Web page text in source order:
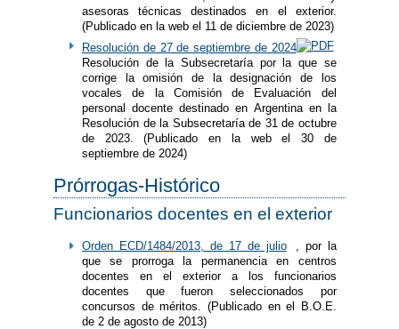
asesoras técnicas destinados en el exterior.
(Publicado en la web el 11 de diciembre de 2023)
Resolución de 27 de septiembre de 2024
Resolución de la Subsecretaría por la que se
corrige la omisión de la designación de los
vocales de la Comisión de Evaluación del
personal docente destinado en Argentina en la
Resolución de la Subsecretaría de 31 de octubre
de 2023. (Publicado en la web el 30 de
septiembre de 2024)
Prórrogas-Histórico
Funcionarios docentes en el exterior
Orden ECD/1484/2013, de 17 de julio
, por la
que se prorroga la permanencia en centros
docentes en el exterior a los funcionarios
docentes que fueron seleccionados por
concursos de méritos. (Publicado en el B.O.E.
de 2 de agosto de 2013)